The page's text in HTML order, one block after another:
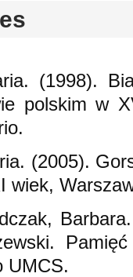
(1998).
polskim w
(2005).
wiek,
UMCS.